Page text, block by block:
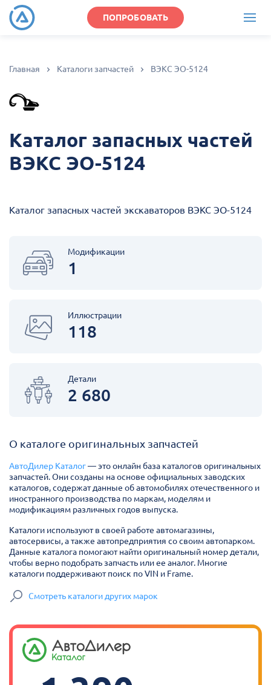
ПОПРОБОВАТЬ
Главная Каталоги запчастей ВЭКС ЭО-5124
Каталог запасных частей
ВЭКС ЭО-5124
Каталог запасных частей экскаваторов ВЭКС ЭО-5124
Модификации
1
Иллюстрации
118
Детали
2 680
О каталоге оригинальных запчастей
АвтоДилер Каталог— это онлайн база каталогов оригинальных
запчастей. Они созданы на основе официальных заводских
каталогов, содержат данные об автомобилях отечественного и
иностранного производства по маркам, моделям и
модификациям различных годов выпуска.
Каталоги используют в своей работе автомагазины,
автосервисы, а также автопредприятия со своим автопарком.
Данные каталога помогают найти оригинальный номер детали,
чтобы верно подобрать запчасть или ее аналог. Многие
каталоги поддерживают поиск по VIN и Frame.
Смотреть каталоги других марок